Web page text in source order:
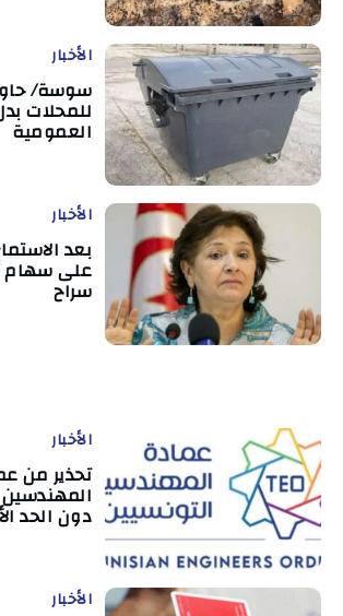
الأخبار
سوسة/
للمحلات
العمومية
الأخبار
بعد
على سهام
سراح
الأخبار
تحذير من
دون الحد
الأخبار